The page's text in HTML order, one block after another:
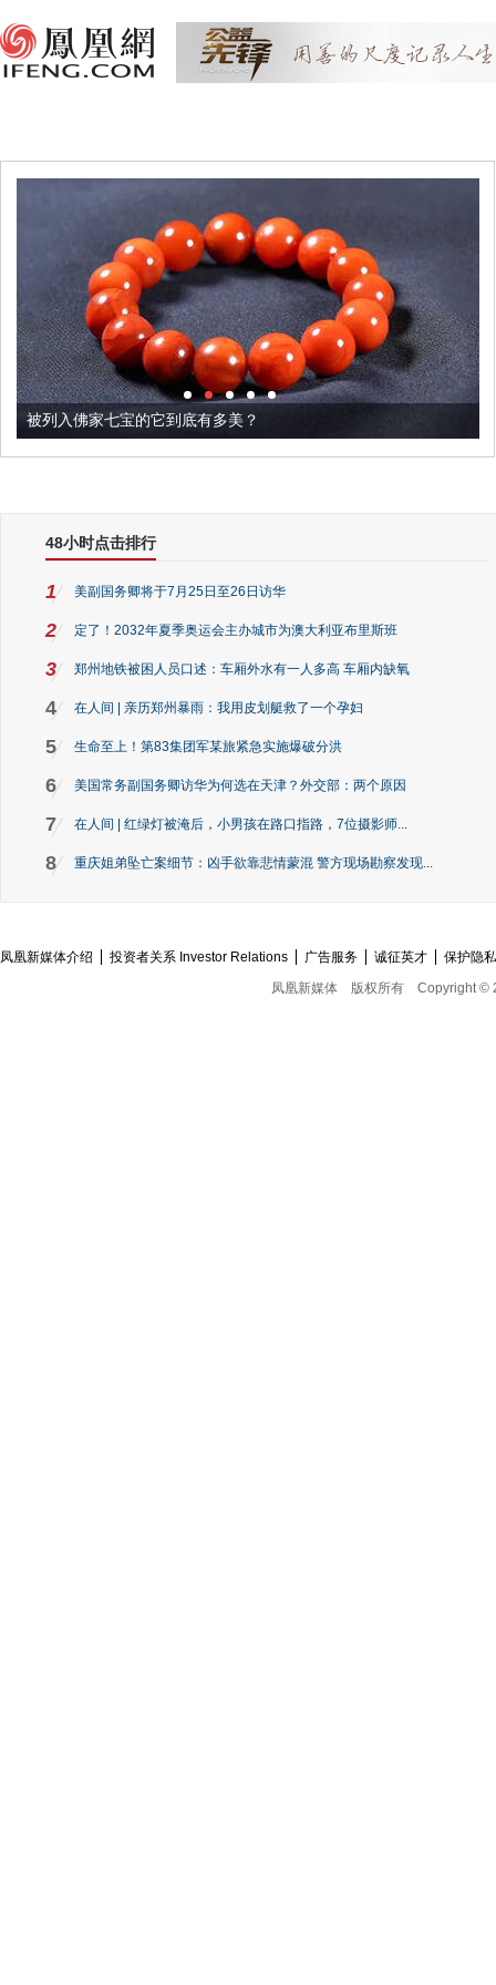
被列入佛家七宝的它到底有多美？
48小时点击排行
1 美副国务卿将于7月25日至26日访华
2 定了！2032年夏季奥运会主办城市为澳大利亚布里斯班
3 郑州地铁被困人员口述：车厢外水有一人多高 车厢内缺氧
4 在人间 | 亲历郑州暴雨：我用皮划艇救了一个孕妇
5 生命至上！第83集团军某旅紧急实施爆破分洪
6 美国常务副国务卿访华为何选在天津？外交部：两个原因
7 在人间 | 红绿灯被淹后，小男孩在路口指路，7位摄影师...
8 重庆姐弟坠亡案细节：凶手欲靠悲情蒙混 警方现场勘察发现...
凤凰新媒体介绍 投资者关系 Investor Relations 广告服务 诚征英才
保护隐
凤凰新媒体
版权所有 Copyright ©